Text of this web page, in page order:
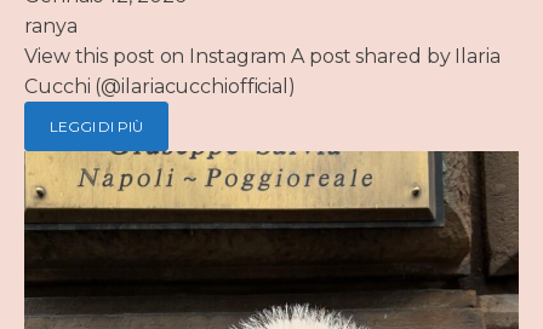
ranya
View this post on Instagram A post shared by Ilaria
Cucchi (@ilariacucchiofficial)
LEGGI DI PIÙ